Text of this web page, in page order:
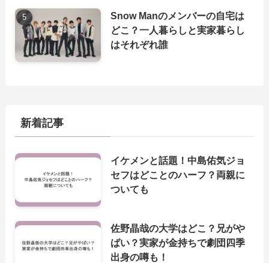
Snow Manのメンバーの自宅は
どこ？一人暮らしと実家暮らし
はそれぞれ誰
新着記事
イケメンと話題！中島佑気ジョ
セフはどことのハーフ？両親に
ついても
佐野晶哉の大学はどこ？兄がや
ばい？実家が金持ちで劇団四季
出身の噂も！